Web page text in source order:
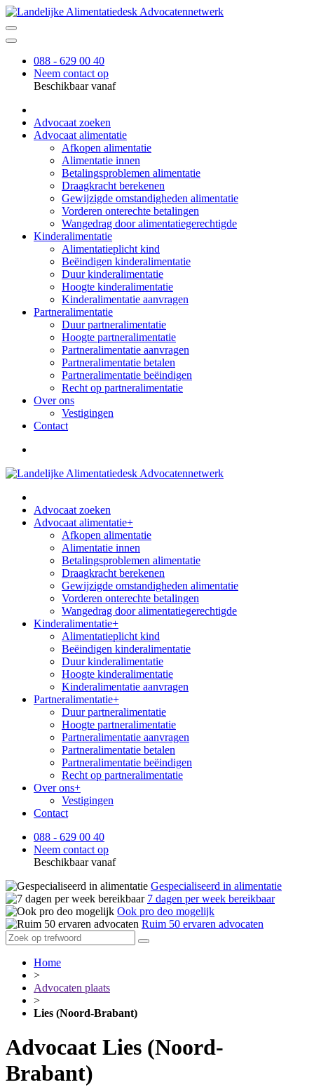
088 - 629 00 40
Neem contact op
Beschikbaar vanaf
Advocaat zoeken
Advocaat alimentatie
Afkopen alimentatie
Alimentatie innen
Betalingsproblemen alimentatie
Draagkracht berekenen
Gewijzigde omstandigheden alimentatie
Vorderen onterechte betalingen
Wangedrag door alimentatiegerechtigde
Kinderalimentatie
Alimentatieplicht kind
Beëindigen kinderalimentatie
Duur kinderalimentatie
Hoogte kinderalimentatie
Kinderalimentatie aanvragen
Partneralimentatie
Duur partneralimentatie
Hoogte partneralimentatie
Partneralimentatie aanvragen
Partneralimentatie betalen
Partneralimentatie beëindigen
Recht op partneralimentatie
Over ons
Vestigingen
Contact
Advocaat zoeken
Advocaat alimentatie+
Afkopen alimentatie
Alimentatie innen
Betalingsproblemen alimentatie
Draagkracht berekenen
Gewijzigde omstandigheden alimentatie
Vorderen onterechte betalingen
Wangedrag door alimentatiegerechtigde
Kinderalimentatie+
Alimentatieplicht kind
Beëindigen kinderalimentatie
Duur kinderalimentatie
Hoogte kinderalimentatie
Kinderalimentatie aanvragen
Partneralimentatie+
Duur partneralimentatie
Hoogte partneralimentatie
Partneralimentatie aanvragen
Partneralimentatie betalen
Partneralimentatie beëindigen
Recht op partneralimentatie
Over ons+
Vestigingen
Contact
088 - 629 00 40
Neem contact op
Beschikbaar vanaf
Gespecialiseerd in alimentatie
7 dagen per week bereikbaar
Ook pro deo mogelijk
Ruim 50 ervaren advocaten
Home
>
Advocaten plaats
>
Lies (Noord-Brabant)
Advocaat Lies (Noord-
Brabant)